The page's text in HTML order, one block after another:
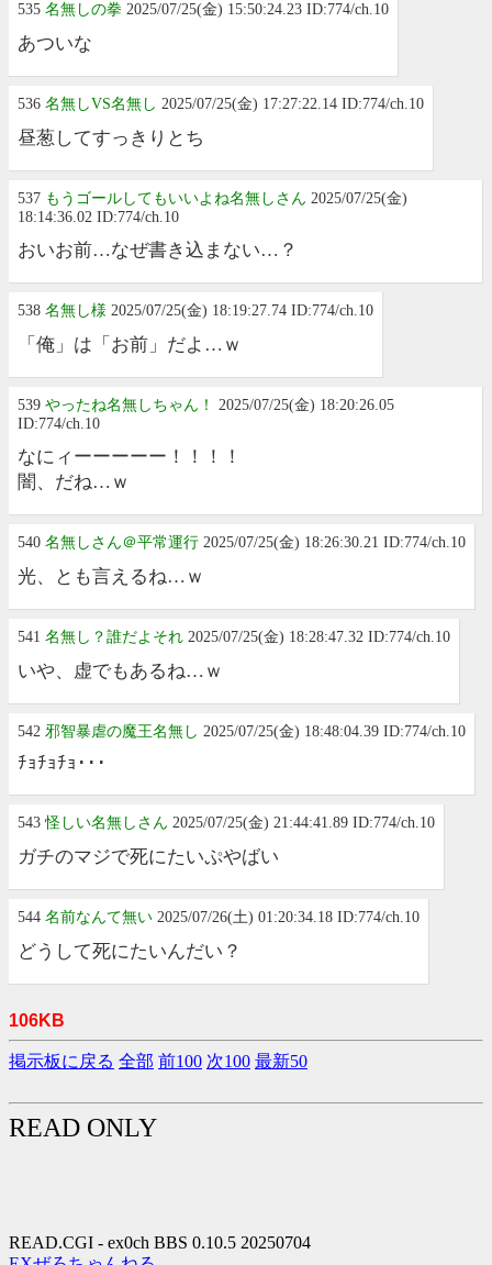
535 名無しの拳 2025/07/25(金) 15:50:24.23 ID:774/ch.10
あついな
536 名無しVS名無し 2025/07/25(金) 17:27:22.14 ID:774/ch.10
昼葱してすっきりとち
537 もうゴールしてもいいよね名無しさん 2025/07/25(金)
18:14:36.02 ID:774/ch.10
おいお前…なぜ書き込まない…？
538 名無し様 2025/07/25(金) 18:19:27.74 ID:774/ch.10
「俺」は「お前」だよ…ｗ
539 やったね名無しちゃん！
2025/07/25(金) 18:20:26.05
ID:774/ch.10
なにィーーーーー！！！！
闇、だね…ｗ
540 名無しさん＠平常運行 2025/07/25(金) 18:26:30.21 ID:774/ch.10
光、とも言えるね…ｗ
541 名無し？誰だよそれ 2025/07/25(金) 18:28:47.32 ID:774/ch.10
いや、虚でもあるね…ｗ
542 邪智暴虐の魔王名無し 2025/07/25(金) 18:48:04.39 ID:774/ch.10
ﾁｮﾁｮﾁｮ･･･
543 怪しい名無しさん 2025/07/25(金) 21:44:41.89 ID:774/ch.10
ガチのマジで死にたいぷやばい
544 名前なんて無い 2025/07/26(土) 01:20:34.18 ID:774/ch.10
どうして死にたいんだい？
106KB
掲示板に戻る 全部 前100 次100 最新50
READ ONLY
READ.CGI - ex0ch BBS 0.10.5 20250704